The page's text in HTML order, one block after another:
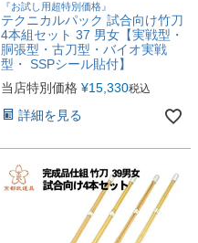
『お試し用超特別価格』
テクニカルパック 試合向け竹刀
4本組セット 37 男女【実戦型・
胴張型・古刀型・バイオ実戦
型・ SSPシール貼付】
当店特別価格 ¥15,330税込
詳細を見る